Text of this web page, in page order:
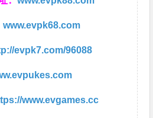
www.evpk68.com
evpk7.com/96088
www.evgames.cc